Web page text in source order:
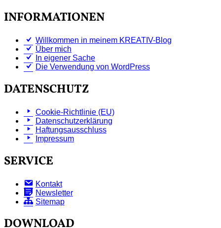
INFORMATIONEN
Willkommen in meinem KREATIV-Blog
Über mich
In eigener Sache
Die Verwendung von WordPress
DATENSCHUTZ
Cookie-Richtlinie (EU)
Datenschutzerklärung
Haftungsausschluss
Impressum
SERVICE
Kontakt
Newsletter
Sitemap
DOWNLOAD